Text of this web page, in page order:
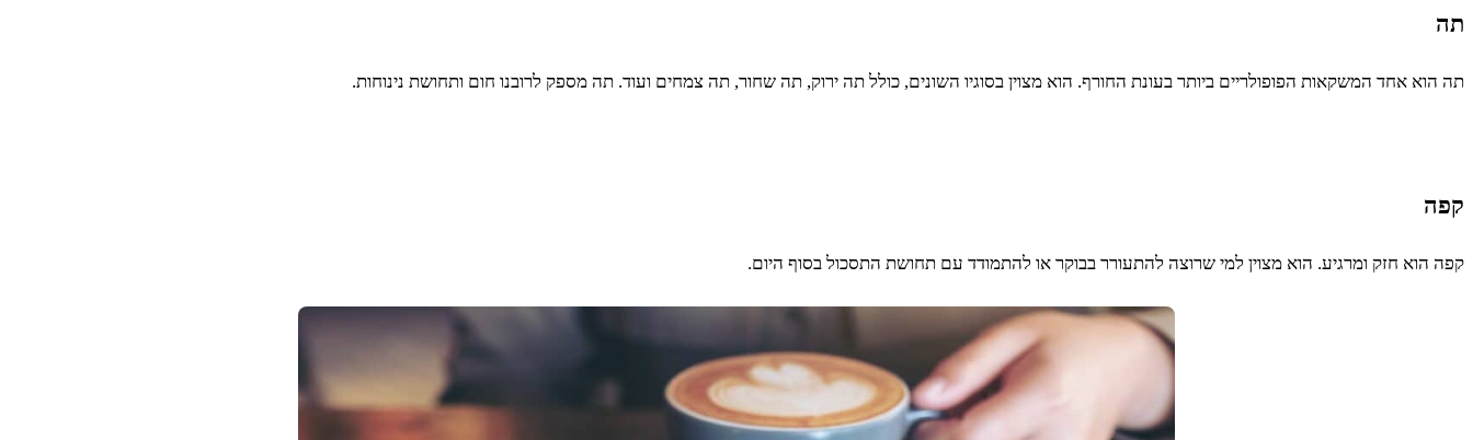
תה
תה הוא אחד המשקאות הפופולריים ביותר בעונת החורף. הוא מצוין בסוגיו השונים, כולל תה ירוק, תה שחור, תה צמחים ועוד. תה מספק לרובנו חום ותחושת נינוחות.
קפה
קפה הוא חזק ומרגיע. הוא מצוין למי שרוצה להתעורר בבוקר או להתמודד עם תחושת התסכול בסוף היום.